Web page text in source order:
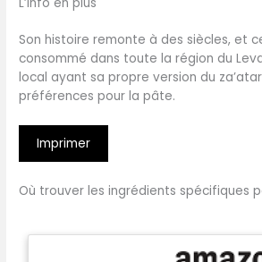
L’info en plus
Son histoire remonte à des siècles, et
consommé dans toute la région du
local ayant sa propre version du
préférences pour la pâte.
Imprimer
Où trouver les ingrédients spécifiques